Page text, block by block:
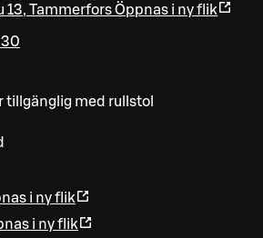
13, TammerforsÖppnas i ny flik
tillgänglig med rullstol
i ny flik
i ny flik